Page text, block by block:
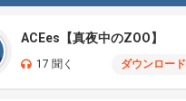
ACEes【真夜中のZOO】
17 聞く ダウンロード